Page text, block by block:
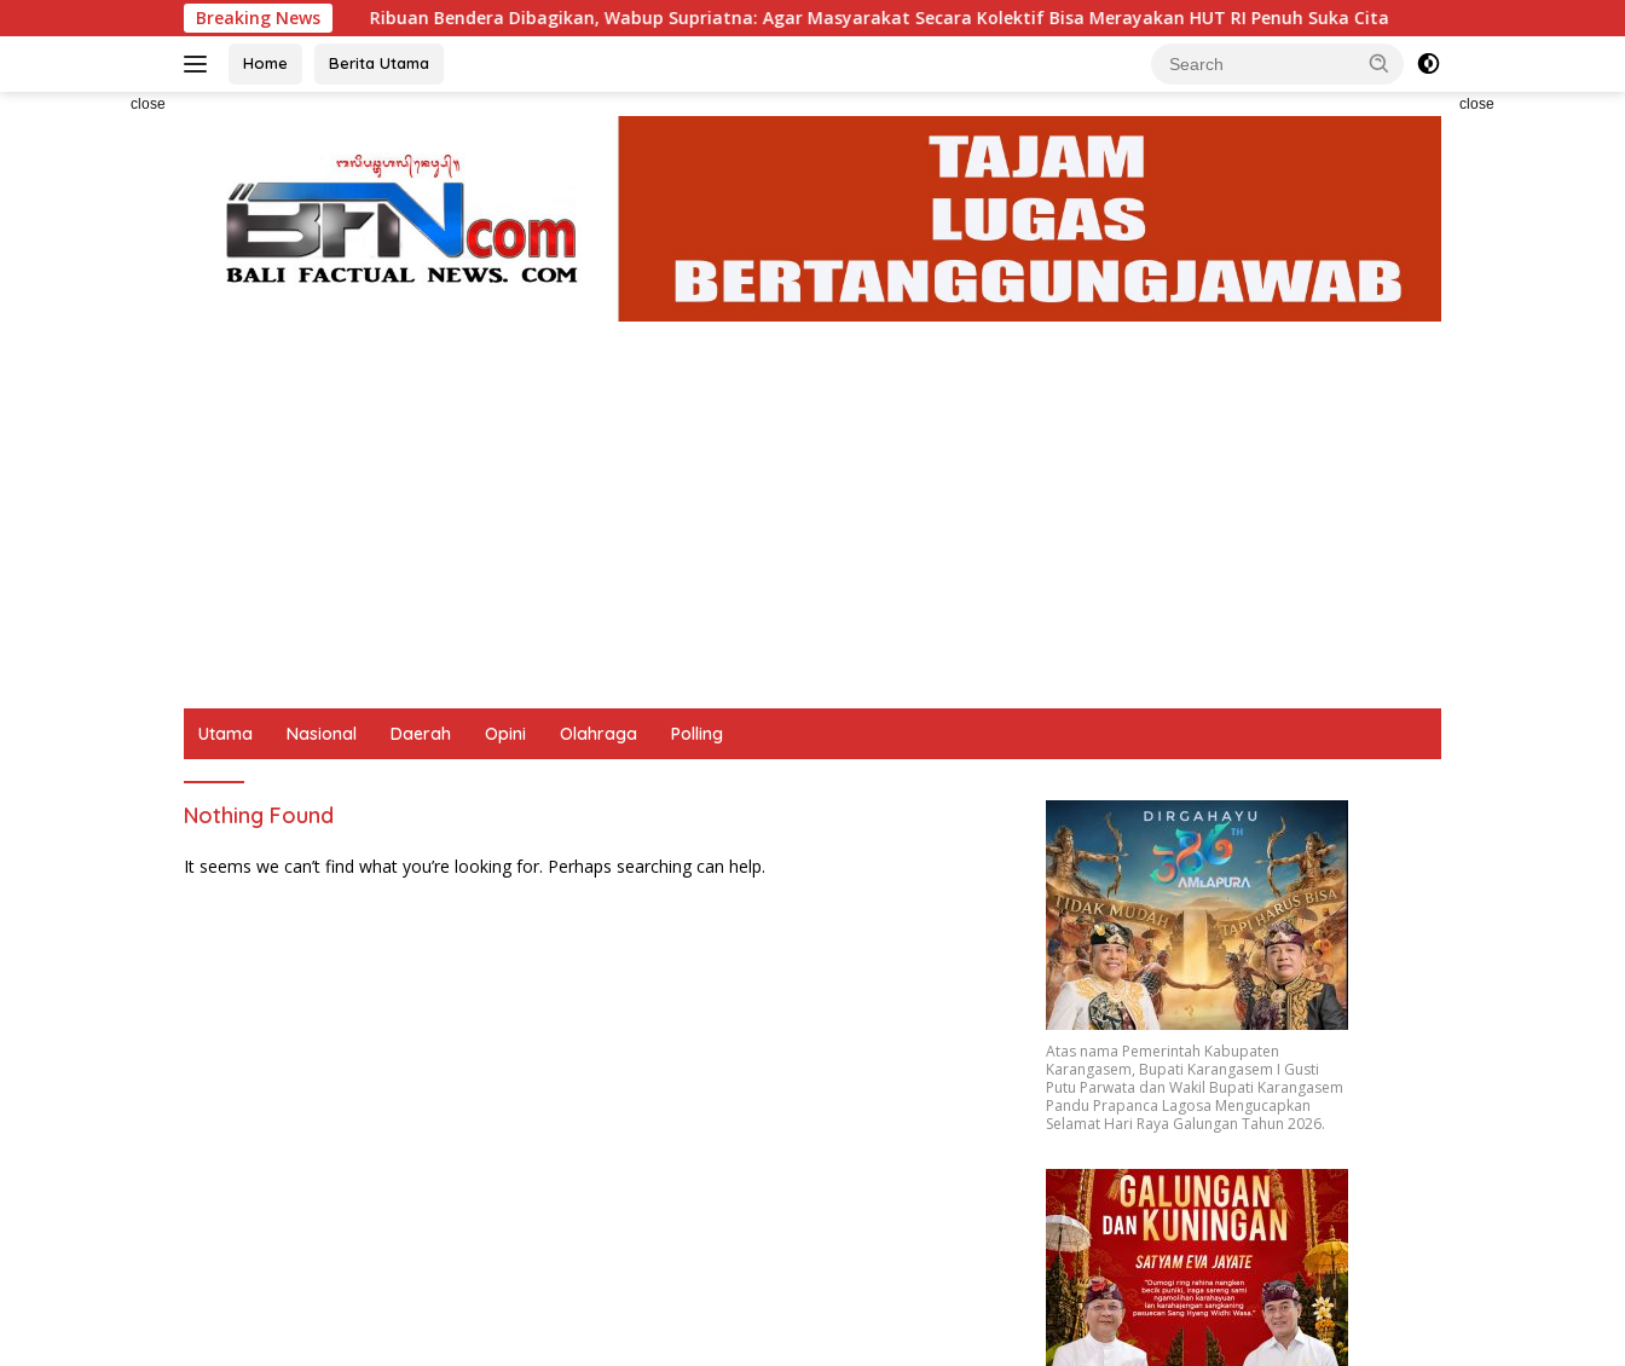
to
Breaking News
Ribuan Bendera Dibagikan, Wabup Supriatna: Agar Masyarakat Secara Kolektif Bisa Merayakan HUT RI Penuh Suka Cita Enam Analis Kebencanaan BPBD
Home Berita Utama
close close
Utama Nasional Daerah Opini Olahraga Polling
Nothing Found
It seems we can’t find what you’re looking for. Perhaps searching can help.
Atas nama Pemerintah Kabupaten
Karangasem, Bupati Karangasem I Gusti
Putu Parwata dan Wakil Bupati Karangasem
Pandu Prapanca Lagosa Mengucapkan
Selamat Hari Raya Galungan Tahun 2026.